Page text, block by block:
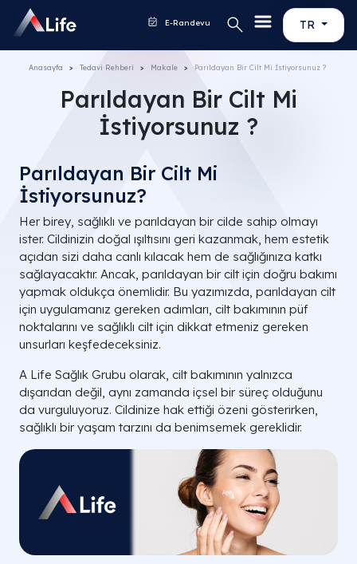
TR
E-Randevu
Anasayfa Tedavi Rehberi Makale Parıldayan Bir Cilt Mi İstiyorsunuz ?
Parıldayan Bir Cilt Mi
İstiyorsunuz ?
Parıldayan Bir Cilt Mi
İstiyorsunuz?
Her birey, sağlıklı ve parıldayan bir cilde sahip olmayı
ister. Cildinizin doğal ışıltısını geri kazanmak, hem estetik
açıdan sizi daha canlı kılacak hem de sağlığınıza katkı
sağlayacaktır. Ancak, parıldayan bir cilt için doğru bakımı
yapmak oldukça önemlidir. Bu yazımızda, parıldayan cilt
için uygulamanız gereken adımları, cilt bakımının püf
noktalarını ve sağlıklı cilt için dikkat etmeniz gereken
unsurları keşfedeceksiniz.
A Life Sağlık Grubu olarak, cilt bakımının yalnızca
dışarıdan değil, aynı zamanda içsel bir süreç olduğunu
da vurguluyoruz. Cildinize hak ettiği özeni gösterirken,
sağlıklı bir yaşam tarzını da benimsemek gereklidir.